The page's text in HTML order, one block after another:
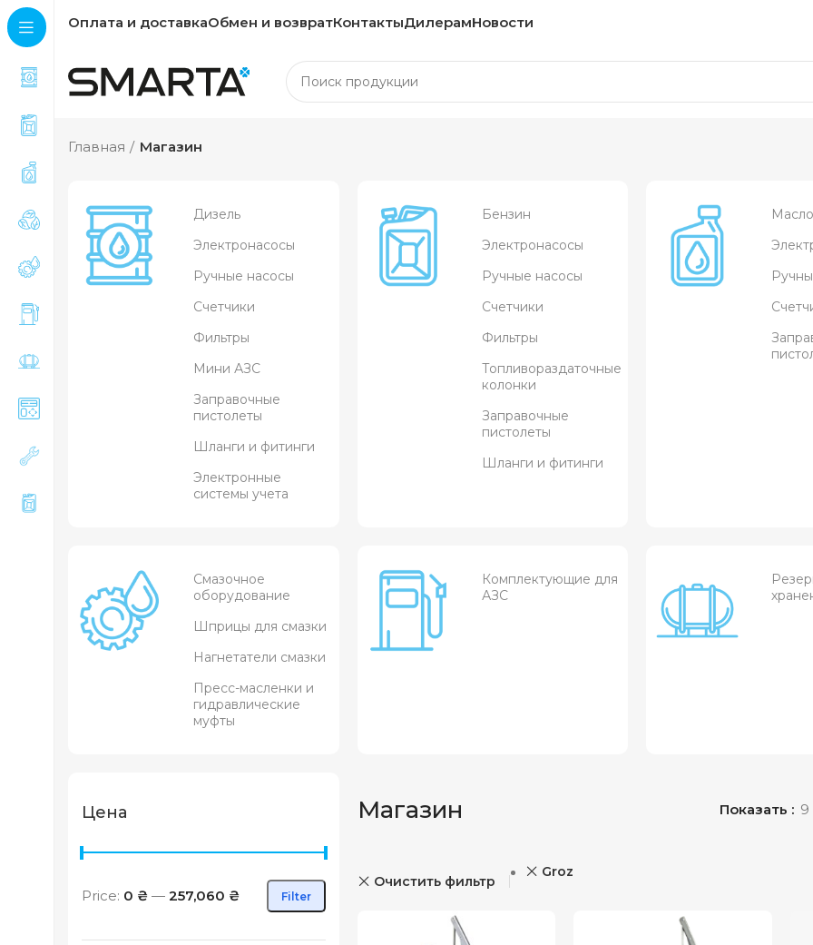
Оплата и доставкаОбмен и возвратКонтактыДилерамНовости
Главная Магазин
Дизель
Электронасосы
Ручные насосы
Счетчики
Фильтры
Мини АЗС
Заправочные
пистолеты
Шланги и фитинги
Электронные
системы учета
Бензин
Электронасосы
Ручные насосы
Счетчики
Фильтры
Топливораздаточные
колонки
Заправочные
пистолеты
Шланги и фитинги
Масло
Смазочное
оборудование
Шприцы для смазки
Нагнетатели смазки
Пресс-масленки и
гидравлические
муфты
Комплектующие для
АЗС
Цена
Min price
Max price Filter
Price: 0 ₴ — 257,060 ₴
Магазин Показать 9
Очистить фильтр
Groz